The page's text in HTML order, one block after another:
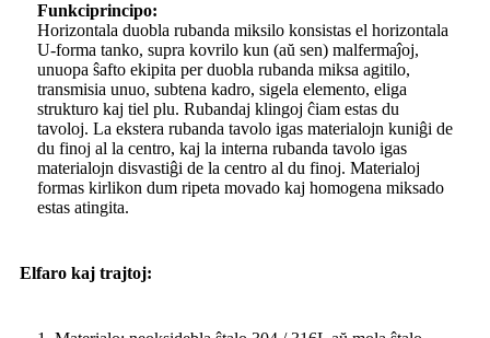
Funkciprincipo:
Horizontala duobla rubanda miksilo konsistas el horizontala
U-forma tanko, supra kovrilo kun (aŭ sen) malfermaĵoj,
unuopa ŝafto ekipita per duobla rubanda miksa agitilo,
transmisia unuo, subtena kadro, sigela elemento, eliga
strukturo kaj tiel plu. Rubandaj klingoj ĉiam estas du
tavoloj. La ekstera rubanda tavolo igas materialojn kuniĝi de
du finoj al la centro, kaj la interna rubanda tavolo igas
materialojn disvastiĝi de la centro al du finoj. Materialoj
formas kirlikon dum ripeta movado kaj homogena miksado
estas atingita.
Elfaro kaj trajtoj: